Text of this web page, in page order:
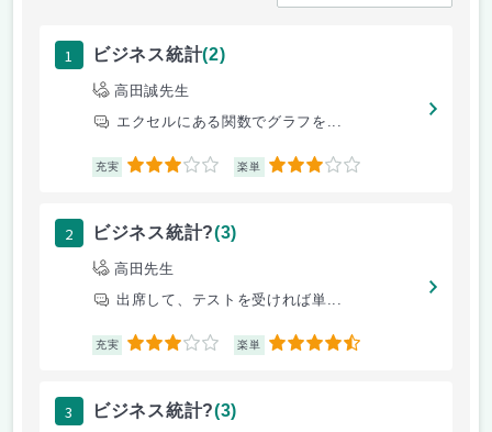
1 ビジネス統計(2)
高田誠先生
エクセルにある関数でグラフを...
充実 3 楽単 3
2 ビジネス統計?(3)
高田先生
出席して、テストを受ければ単...
充実 3 楽単 4.5
3 ビジネス統計?(3)